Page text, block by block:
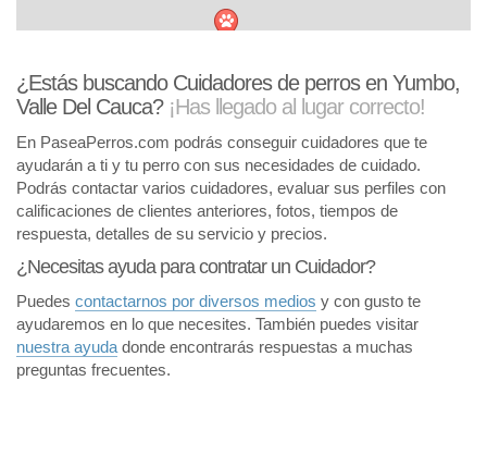
¿Estás buscando Cuidadores de perros en Yumbo,
Valle Del Cauca? ¡Has llegado al lugar correcto!
En PaseaPerros.com podrás conseguir cuidadores que te
ayudarán a ti y tu perro con sus necesidades de cuidado.
Podrás contactar varios cuidadores, evaluar sus perfiles con
calificaciones de clientes anteriores, fotos, tiempos de
respuesta, detalles de su servicio y precios.
¿Necesitas ayuda para contratar un Cuidador?
Puedes contactarnos por diversos medios y con gusto te
ayudaremos en lo que necesites. También puedes visitar
nuestra ayuda donde encontrarás respuestas a muchas
preguntas frecuentes.